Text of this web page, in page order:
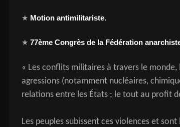
★ Motion antimilitariste.
★ 77ème Congrès de la Fédération
« Les conflits militaires à travers le
agressions (notamment nucléaires,
relations entre les États ; le tout au profit
Les peuples subissent ces violences et